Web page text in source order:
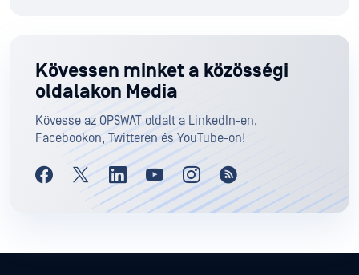
Kövessen minket a közösségi
oldalakon Media
Kövesse az OPSWAT oldalt a LinkedIn-en,
Facebookon, Twitteren és YouTube-on!